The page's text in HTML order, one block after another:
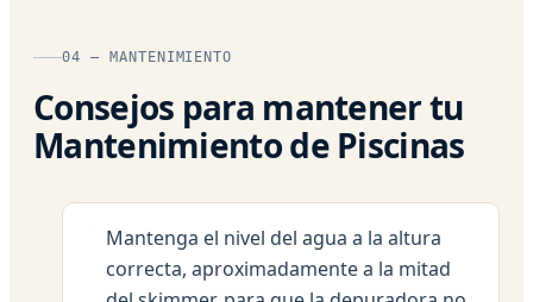
04 — MANTENIMIENTO
Consejos para mantener tu
Mantenimiento de Piscinas
Mantenga el nivel del agua a la altura
correcta, aproximadamente a la mitad